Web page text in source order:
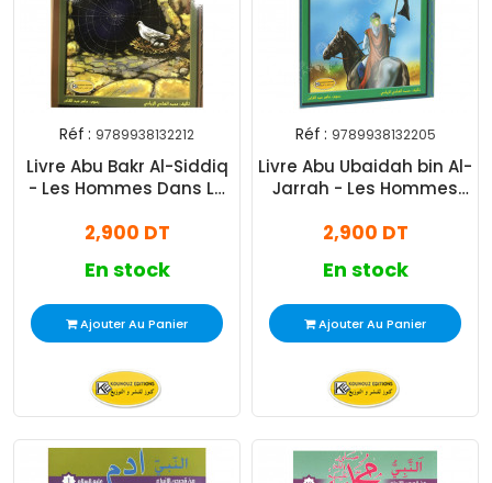
Réf : 9789938132212
Livre Abu Bakr Al-Siddiq
- Les Hommes Dans La
2,900 DT
En stock
Ajouter Au Panier
Réf : 9789938132205
Livre Abu Ubaidah bin Al-
Jarrah - Les Hommes
Messager
2,900 DT
En stock
Ajouter Au Panier